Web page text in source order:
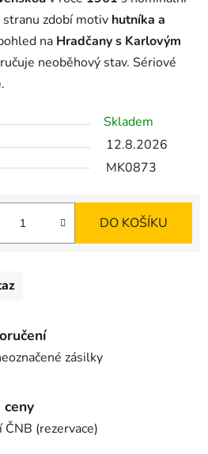
stranu zdobí motiv hutníka a
na Hradčany s Karlovým
neoběhový stav. Sériové
Skladem
12.8.2026
MK0873
DO KOŠÍKU
zásilky
ceny
ČNB (rezervace)